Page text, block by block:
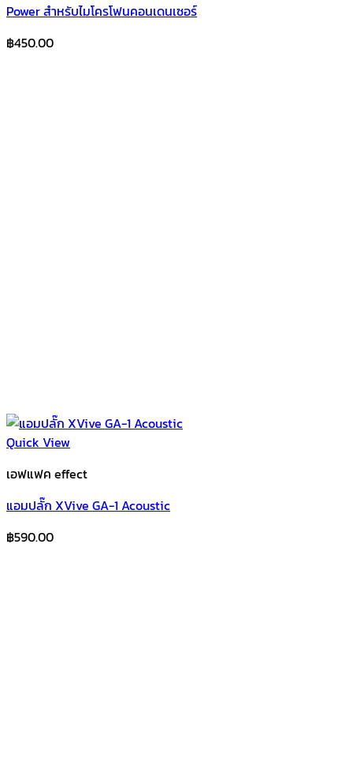
Power สำหรับไมโครโฟนคอนเดนเซอร์
฿450.00
Quick View
เอฟแฟค effect
แอมปลั๊ก XVive GA-1 Acoustic
฿590.00